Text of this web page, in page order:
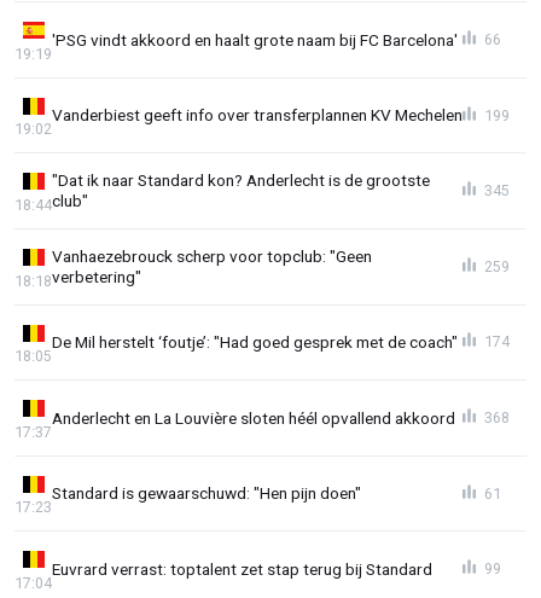
'PSG vindt akkoord en haalt grote naam bij FC Barcelona'
19:19
66
Vanderbiest geeft info over transferplannen KV Mechelen
19:02
199
"Dat ik naar Standard kon? Anderlecht is de grootste
club"
18:44
345
Vanhaezebrouck scherp voor topclub: "Geen
verbetering"
18:18
259
De Mil herstelt ‘foutje’: "Had goed gesprek met de coach"
18:05
174
Anderlecht en La Louvière sloten héél opvallend akkoord
17:37
368
Standard is gewaarschuwd: "Hen pijn doen"
17:23
61
Euvrard verrast: toptalent zet stap terug bij Standard
17:04
99